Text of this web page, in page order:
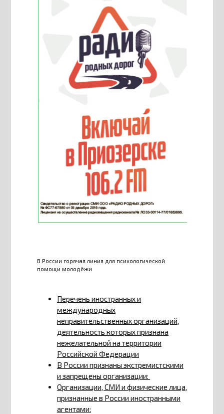
В России горячая линия для психологической
помощи молодёжи
Перечень иностранных и
международных
неправительственных организаций,
деятельность которых признана
нежелательной на территории
Российской Федерации
В России признаны экстремистскими
и запрещены организации:
Организации, СМИ и физические лица,
признанные в России иностранными
агентами: